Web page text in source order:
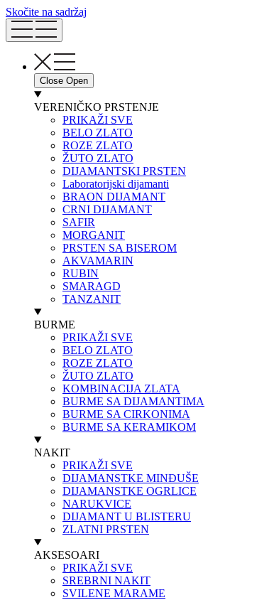
Skočite na sadržaj
Close Open
VERENIČKO PRSTENJE
PRIKAŽI SVE
BELO ZLATO
ROZE ZLATO
ŽUTO ZLATO
DIJAMANTSKI PRSTEN
Laboratorijski dijamanti
BRAON DIJAMANT
CRNI DIJAMANT
SAFIR
MORGANIT
PRSTEN SA BISEROM
AKVAMARIN
RUBIN
SMARAGD
TANZANIT
BURME
PRIKAŽI SVE
BELO ZLATO
ROZE ZLATO
ŽUTO ZLATO
KOMBINACIJA ZLATA
BURME SA DIJAMANTIMA
BURME SA CIRKONIMA
BURME SA KERAMIKOM
NAKIT
PRIKAŽI SVE
DIJAMANSTKE MINĐUŠE
DIJAMANSTKE OGRLICE
NARUKVICE
DIJAMANT U BLISTERU
ZLATNI PRSTEN
AKSESOARI
PRIKAŽI SVE
SREBRNI NAKIT
SVILENE MARAME